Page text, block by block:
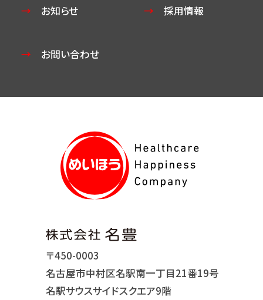
お知らせ 採用情報
お問い合わせ
〒450-0003
名古屋市中村区名駅南一丁目21番19号
名駅サウスサイドスクエア9階